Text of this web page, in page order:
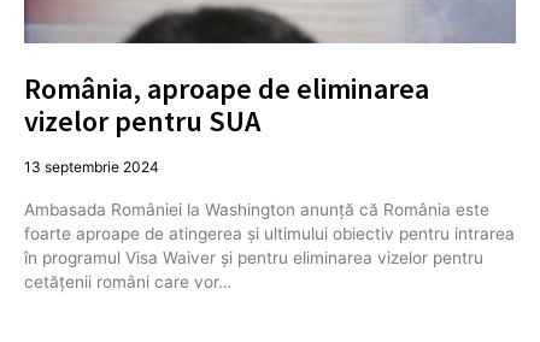
România, aproape de eliminarea
vizelor pentru SUA
13 septembrie 2024
Ambasada României la Washington anunță că România este
foarte aproape de atingerea și ultimului obiectiv pentru intrarea
în programul Visa Waiver și pentru eliminarea vizelor pentru
cetățenii români care vor…